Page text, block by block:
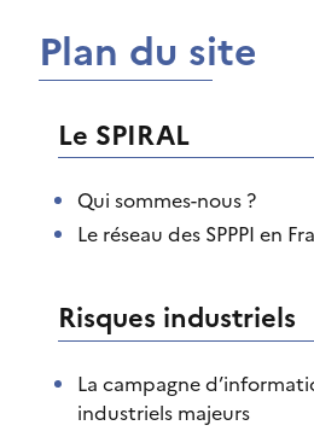
Plan du site
Le SPIRAL
Qui sommes-nous ?
Le réseau des SPPPI en
Risques industriels
La campagne
industriels majeurs